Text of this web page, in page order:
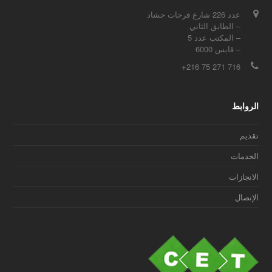
عدد 226 شارع فرحات حشاد
– الطابق الثاني
– المكتب عدد 5
– قابس 6000
716 271 75 216+
الروابط
تقديم
الخدمات
الانجازات
الإتصال